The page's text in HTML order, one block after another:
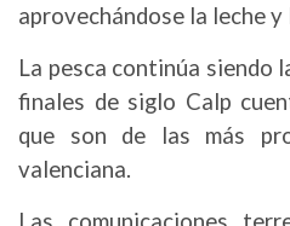
aprovechándose la leche y
La pesca continúa siendo
finales de siglo Calp
que son de las más
valenciana.